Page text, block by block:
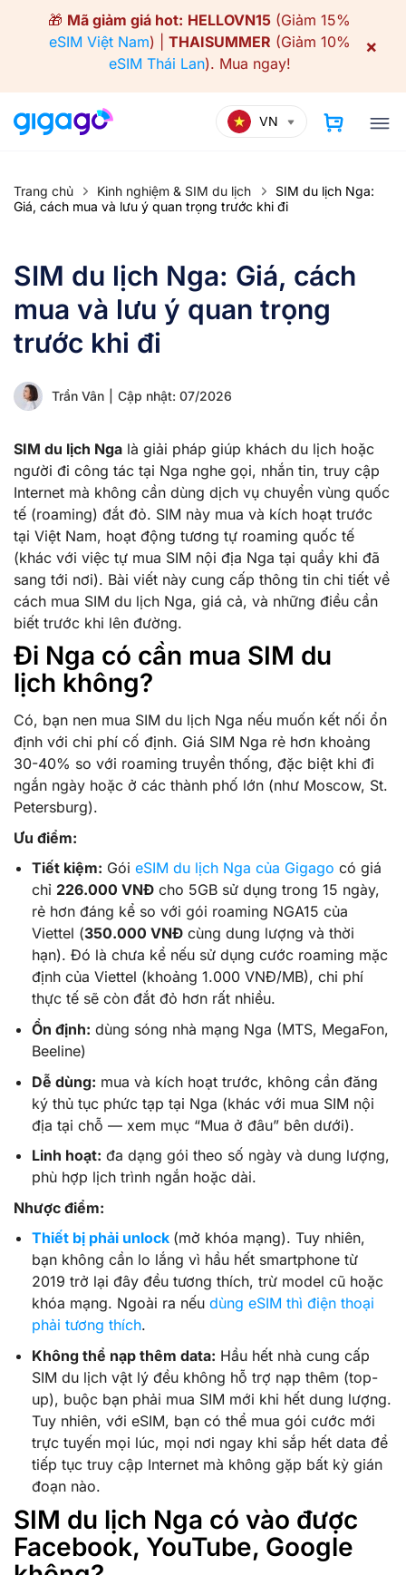
🎁 Mã giảm giá hot: HELLOVN15 (Giảm 15%
eSIM Việt Nam) | THAISUMMER (Giảm 10%
eSIM Thái Lan). Mua ngay!
×
VN
Trang chủ Kinh nghiệm & SIM du lịch
SIM du lịch Nga:
Giá, cách mua và lưu ý quan trọng trước khi đi
SIM du lịch Nga: Giá, cách
mua và lưu ý quan trọng
trước khi đi
Trần Vân Cập nhật: 07/2026
SIM du lịch Nga là giải pháp giúp khách du lịch hoặc
người đi công tác tại Nga nghe gọi, nhắn tin, truy cập
Internet mà không cần dùng dịch vụ chuyển vùng quốc
tế (roaming) đắt đỏ. SIM này mua và kích hoạt trước
tại Việt Nam, hoạt động tương tự roaming quốc tế
(khác với việc tự mua SIM nội địa Nga tại quầy khi đã
sang tới nơi). Bài viết này cung cấp thông tin chi tiết về
cách mua SIM du lịch Nga, giá cả, và những điều cần
biết trước khi lên đường.
Đi Nga có cần mua SIM du
lịch không?
Có, bạn nen mua SIM du lịch Nga nếu muốn kết nối ổn
định với chi phí cố định. Giá SIM Nga rẻ hơn khoảng
30-40% so với roaming truyền thống, đặc biệt khi đi
ngắn ngày hoặc ở các thành phố lớn (như Moscow, St.
Petersburg).
Ưu điểm:
Tiết kiệm: Gói eSIM du lịch Nga của Gigago có giá
chỉ 226.000 VNĐ cho 5GB sử dụng trong 15 ngày,
rẻ hơn đáng kể so với gói roaming NGA15 của
Viettel (350.000 VNĐ cùng dung lượng và thời
hạn). Đó là chưa kể nếu sử dụng cước roaming mặc
định của Viettel (khoảng 1.000 VNĐ/MB), chi phí
thực tế sẽ còn đắt đỏ hơn rất nhiều.
Ổn định: dùng sóng nhà mạng Nga (MTS, MegaFon,
Beeline)
Dễ dùng: mua và kích hoạt trước, không cần đăng
ký thủ tục phức tạp tại Nga (khác với mua SIM nội
địa tại chỗ — xem mục “Mua ở đâu” bên dưới).
Linh hoạt: đa dạng gói theo số ngày và dung lượng,
phù hợp lịch trình ngắn hoặc dài.
Nhược điểm:
Thiết bị phải unlock (mở khóa mạng). Tuy nhiên,
bạn không cần lo lắng vì hầu hết smartphone từ
2019 trở lại đây đều tương thích, trừ model cũ hoặc
khóa mạng. Ngoài ra nếu dùng eSIM thì điện thoại
phải tương thích.
Không thể nạp thêm data: Hầu hết nhà cung cấp
SIM du lịch vật lý đều không hỗ trợ nạp thêm (top-
up), buộc bạn phải mua SIM mới khi hết dung lượng.
Tuy nhiên, với eSIM, bạn có thể mua gói cước mới
trực tuyến mọi lúc, mọi nơi ngay khi sắp hết data để
tiếp tục truy cập Internet mà không gặp bất kỳ gián
đoạn nào.
SIM du lịch Nga có vào được
Facebook, YouTube, Google